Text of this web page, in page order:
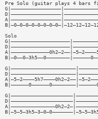
Pre Solo (guitar plays 4 bars
Solo